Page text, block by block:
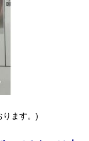
ます。 )